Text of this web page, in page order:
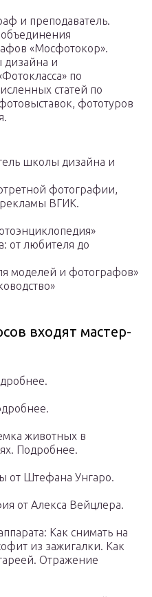
и преподаватель.
«Мосфотокор».
дизайна и
по
статей по
фототуров
школы дизайна и
фотографии,
рекламы ВГИК.
от любителя до
моделей и фотографов»
входят мастер-
животных в
Подробнее.
от Штефана Унгаро.
от Алекса Вейцлера.
Как снимать на
из зажигалки. Как
Отражение